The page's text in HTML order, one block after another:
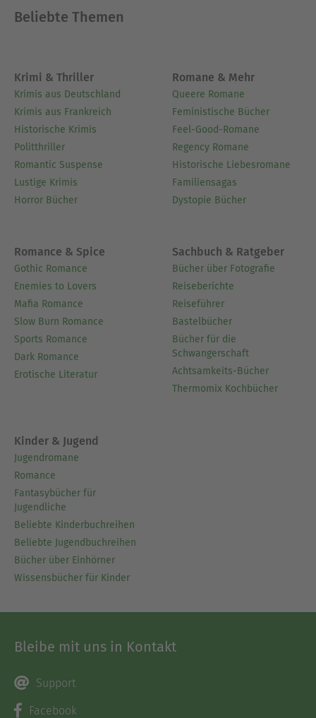
Beliebte Themen
Krimi & Thriller
Krimis aus Deutschland
Krimis aus Frankreich
Historische Krimis
Politthriller
Romantic Suspense
Lustige Krimis
Horror Bücher
Romane & Mehr
Queere Romane
Feministische Bücher
Feel-Good-Romane
Regency Romane
Historische Liebesromane
Familiensagas
Dystopie Bücher
Romance & Spice
Gothic Romance
Enemies to Lovers
Mafia Romance
Slow Burn Romance
Sports Romance
Dark Romance
Erotische Literatur
Sachbuch & Ratgeber
Bücher über Fotografie
Reiseberichte
Reiseführer
Bastelbücher
Bücher für die
Schwangerschaft
Achtsamkeits-Bücher
Thermomix Kochbücher
Kinder & Jugend
Jugendromane
Romance
Fantasybücher für
Jugendliche
Beliebte Kinderbuchreihen
Beliebte Jugendbuchreihen
Bücher über Einhörner
Wissensbücher für Kinder
Bleibe mit uns in Kontakt
Support
Facebook